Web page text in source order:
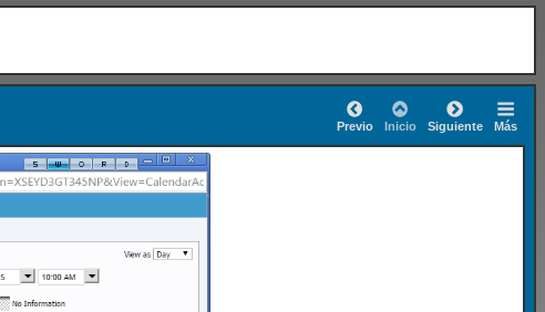
Previo Inicio Siguiente Más